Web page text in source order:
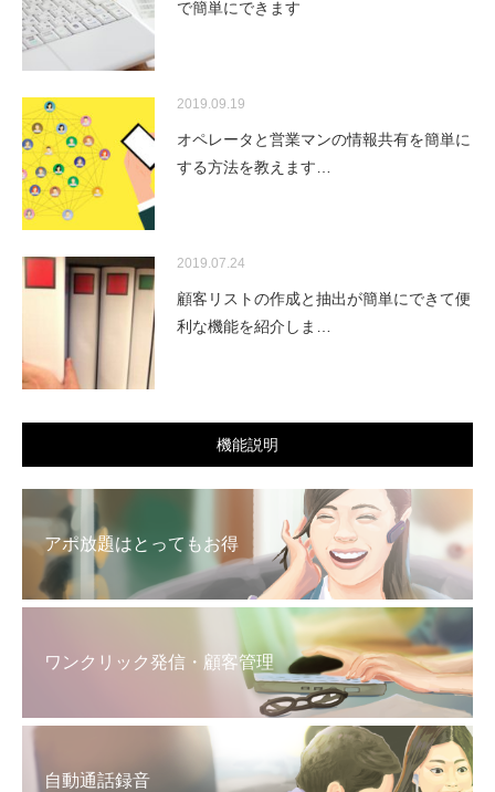
で簡単にできます
2019.09.19
オペレータと営業マンの情報共有を簡単に
する方法を教えます…
2019.07.24
顧客リストの作成と抽出が簡単にできて便
利な機能を紹介しま…
機能説明
アポ放題はとってもお得
ワンクリック発信・顧客管理
自動通話録音